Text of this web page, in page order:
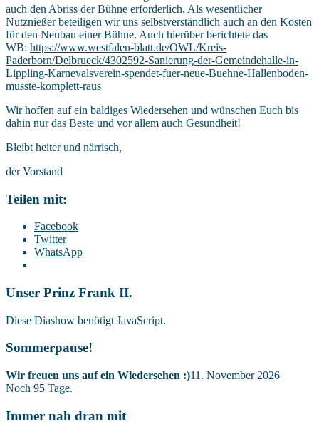
auch den Abriss der Bühne erforderlich. Als wesentlicher
Nutznießer beteiligen wir uns selbstverständlich auch an den Kosten
für den Neubau einer Bühne. Auch hierüber berichtete das
WB: https://www.westfalen-blatt.de/OWL/Kreis-
Paderborn/Delbrueck/4302592-Sanierung-der-Gemeindehalle-in-
Lippling-Karnevalsverein-spendet-fuer-neue-Buehne-Hallenboden-
musste-komplett-raus
Wir hoffen auf ein baldiges Wiedersehen und wünschen Euch bis
dahin nur das Beste und vor allem auch Gesundheit!
Bleibt heiter und närrisch,
der Vorstand
Teilen mit:
Facebook
Twitter
WhatsApp
Unser Prinz Frank II.
Diese Diashow benötigt JavaScript.
Sommerpause!
Wir freuen uns auf ein Wiedersehen :)11. November 2026
Noch 95 Tage.
Immer nah dran mit